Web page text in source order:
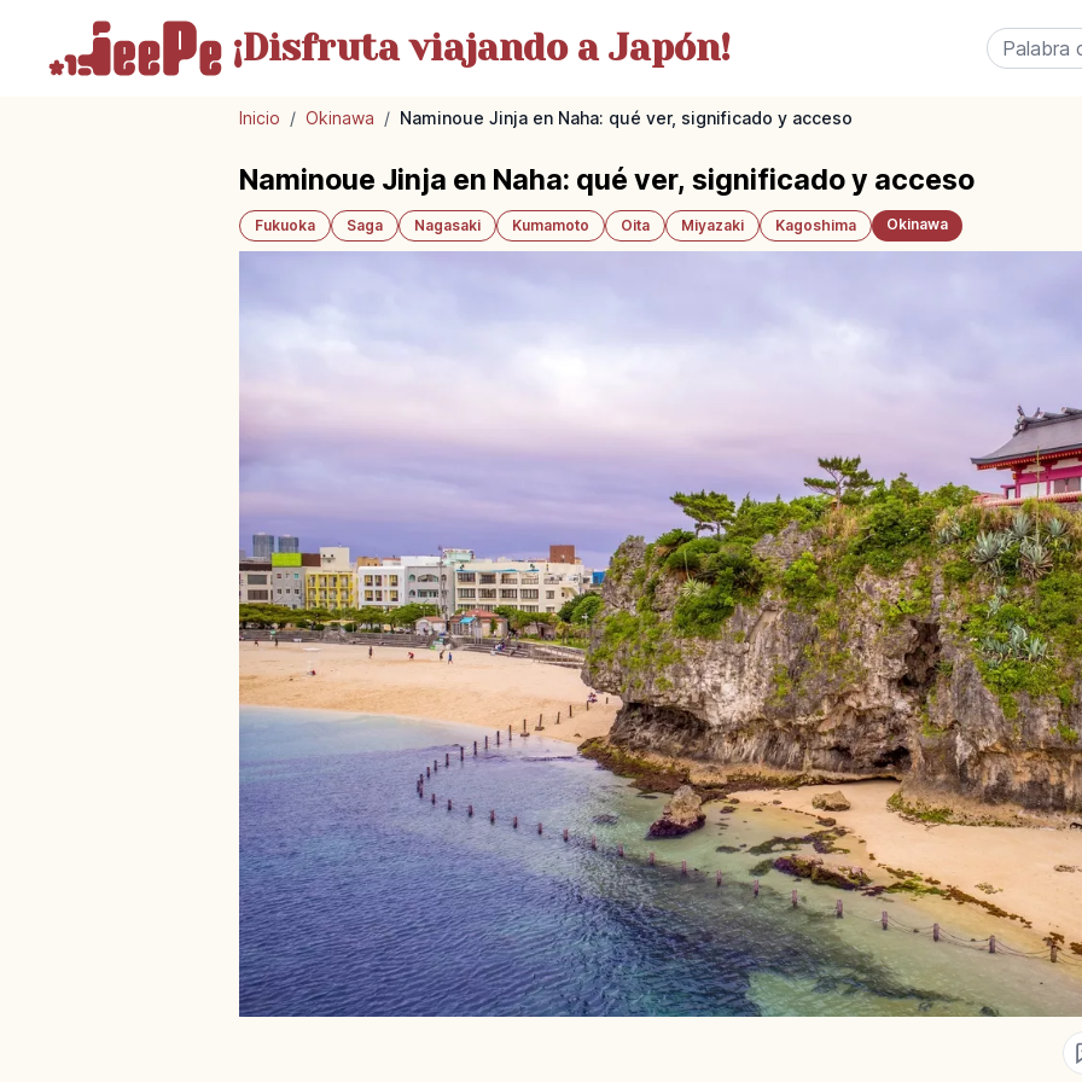
¡Disfrutaviajando a Japón!
Inicio / Okinawa / Naminoue Jinja en Naha: qué ver, significado y acceso
Naminoue Jinja en Naha: qué ver, significado y acceso
Fukuoka Saga Nagasaki Kumamoto Oita Miyazaki Kagoshima Okinawa